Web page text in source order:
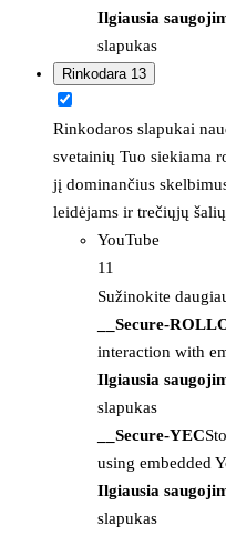
Ilgiausia
slapukas
Rinkodara 13
Rinkodaros slapukai
svetainių Tuo siekiama
jį dominančius
leidėjams ir trečiųjų
YouTube
11
Sužinokite
__Secure-
interaction with
Ilgiausia
slapukas
__Secure-YEC
using embedded
Ilgiausia
slapukas